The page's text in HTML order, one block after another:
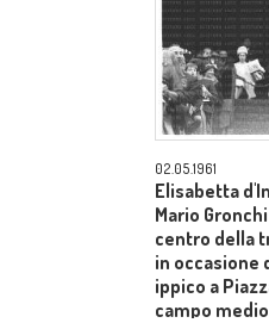
02.05.1961
Elisabetta
Mario
centro della
in occasione
ippico a
campo